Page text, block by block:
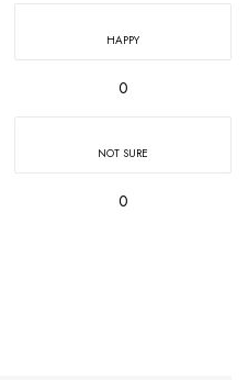
HAPPY
0
NOT SURE
0